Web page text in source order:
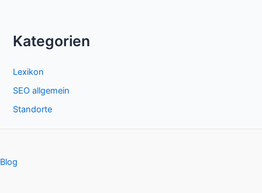
Kategorien
Lexikon
SEO allgemein
Standorte
Blog